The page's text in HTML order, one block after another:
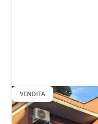
VENDITA
Quarto Miglio - Via
Appio Claudio -
Miglio